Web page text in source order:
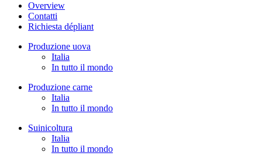
Overview
Contatti
Richiesta dépliant
Produzione uova
Italia
In tutto il mondo
Produzione carne
Italia
In tutto il mondo
Suinicoltura
Italia
In tutto il mondo